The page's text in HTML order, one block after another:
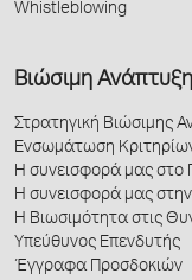
Whistleblowing
Βιώσιμη Ανάπτυξη
Στρατηγική Βιώσιμης
Ενσωμάτωση
Η συνεισφορά μας στο
Η συνεισφορά μας
Η Βιωσιμότητα στις
Υπεύθυνος Επενδυτής
Έγγραφα Προσδοκιών